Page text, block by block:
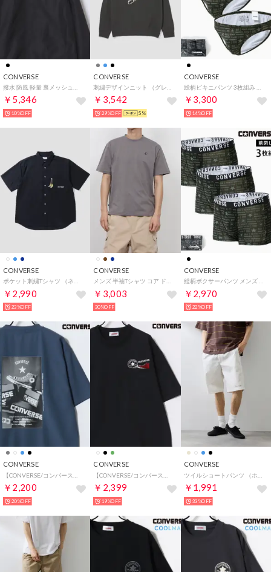
CONVERSE
￥5,346
10%OFF
CONVERSE
￥3,542
29%OFF 5%
CONVERSE
￥3,300
14%OFF
CONVERSE
￥2,990
23%OFF
CONVERSE
￥3,003
30%OFF
CONVERSE
￥2,970
22%OFF
CONVERSE
￥2,200
20%OFF
CONVERSE
￥2,399
19%OFF
CONVERSE
￥1,991
33%OFF